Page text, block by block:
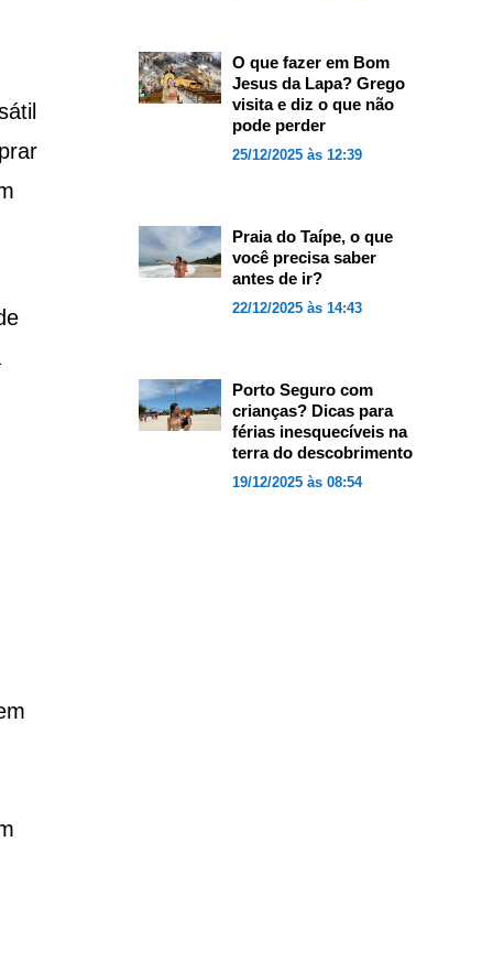
O que fazer em Bom
Jesus da Lapa? Grego
visita e diz o que não
pode perder
25/12/2025 às 12:39
Praia do Taípe, o que
você precisa saber
antes de ir?
22/12/2025 às 14:43
Porto Seguro com
crianças? Dicas para
férias inesquecíveis na
terra do descobrimento
19/12/2025 às 08:54